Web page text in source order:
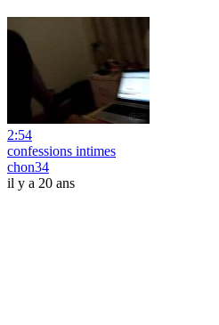
2:54
confessions intimes
chon34
il y a 20 ans